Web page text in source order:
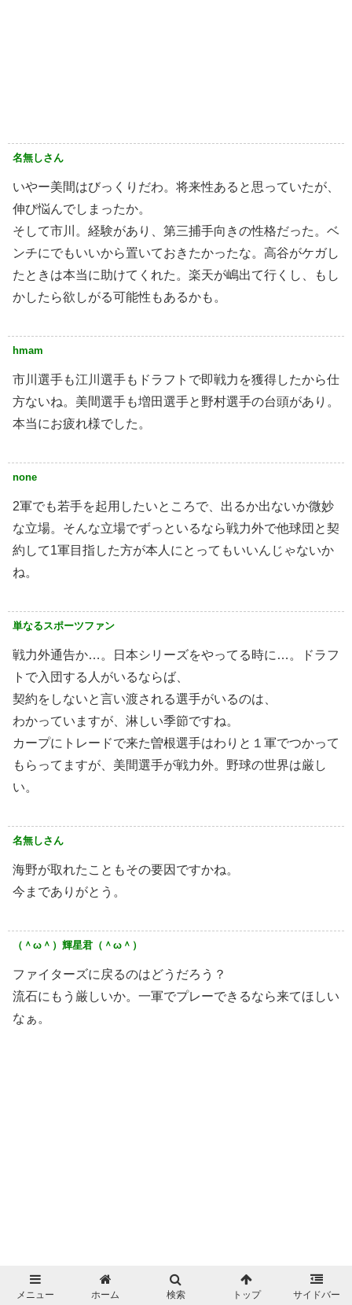
名無しさん
いやー美間はびっくりだわ。将来性あると思っていたが、
伸び悩んでしまったか。
そして市川。経験があり、第三捕手向きの性格だった。ベ
ンチにでもいいから置いておきたかったな。高谷がケガし
たときは本当に助けてくれた。楽天が嶋出て行くし、もし
かしたら欲しがる可能性もあるかも。
hmam
市川選手も江川選手もドラフトで即戦力を獲得したから仕
方ないね。美間選手も増田選手と野村選手の台頭があり。
本当にお疲れ様でした。
none
2軍でも若手を起用したいところで、出るか出ないか微妙
な立場。そんな立場でずっといるなら戦力外で他球団と契
約して1軍目指した方が本人にとってもいいんじゃないか
ね。
単なるスポーツファン
戦力外通告か…。日本シリーズをやってる時に…。ドラフ
トで入団する人がいるならば、
契約をしないと言い渡される選手がいるのは、
わかっていますが、淋しい季節ですね。
カープにトレードで来た曽根選手はわりと１軍でつかって
もらってますが、美間選手が戦力外。野球の世界は厳し
い。
名無しさん
海野が取れたこともその要因ですかね。
今までありがとう。
（＾ω＾）輝星君（＾ω＾）
ファイターズに戻るのはどうだろう？
流石にもう厳しいか。一軍でプレーできるなら来てほしい
なぁ。
メニュー ホーム 検索 トップ サイドバー